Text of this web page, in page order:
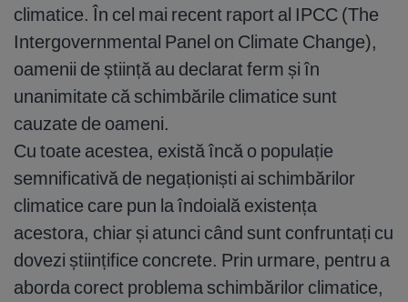
climatice. În cel mai recent raport al IPCC (The
Intergovernmental Panel on Climate Change),
oamenii de știință au declarat ferm și în
unanimitate că schimbările climatice sunt
cauzate de oameni.
Cu toate acestea, există încă o populație
semnificativă de negaționiști ai schimbărilor
climatice care pun la îndoială existența
acestora, chiar și atunci când sunt confruntați cu
dovezi științifice concrete. Prin urmare, pentru a
aborda corect problema schimbărilor climatice,